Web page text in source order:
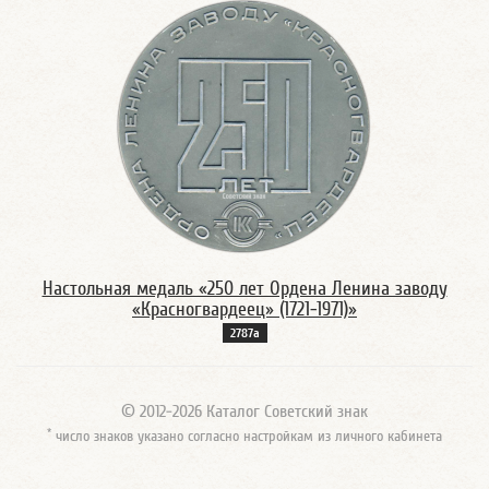
Настольная медаль «250 лет Ордена Ленина заводу
«Красногвардеец» (1721-1971)»
2787а
© 2012-2026 Каталог Советский знак
* число знаков указано согласно настройкам из личного кабинета